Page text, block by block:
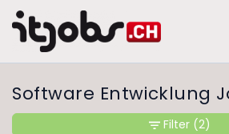
Software Entwicklung
Filter (2)